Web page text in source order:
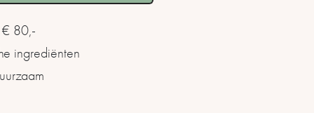
€ 80,-
ingrediënten